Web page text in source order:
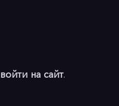
войти на сайт.